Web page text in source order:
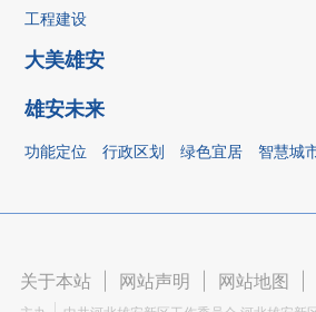
工程建设
大美雄安
雄安未来
功能定位 行政区划 绿色宜居 智慧城
关于本站 网站声明 网站地图